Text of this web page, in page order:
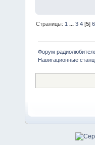
Страницы: 1 ...3 4 [5]6
Форум
Навигационные